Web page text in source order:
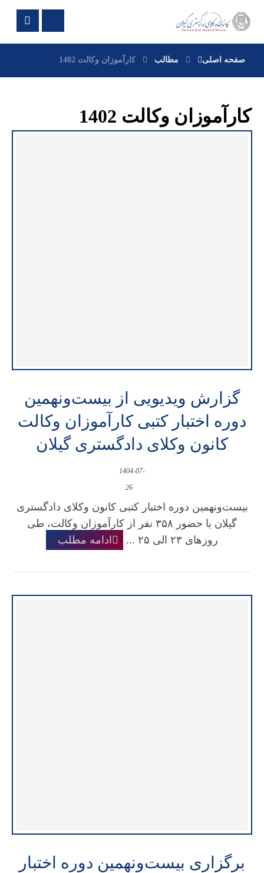
صفحه اصلی مطالب کارآموزان وکالت 1402
کارآموزان وکالت 1402
گزارش ویدیویی از بیست‌ونهمین
دوره اختبار کتبی کارآموزان وکالت
کانون وکلای دادگستری گیلان
1404-07-
26
بیست‌ونهمین دوره اختبار کتبی کانون وکلای دادگستری
گیلان با حضور ۳۵۸ نفر از کارآموزان وکالت، طی
روزهای ۲۳ الی ۲۵ ...
ادامه مطلب
برگزاری بیست‌ونهمین دوره اختبار